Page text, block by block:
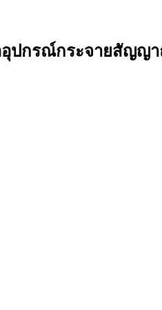
ออุปกรณ์กระจายสัญญ